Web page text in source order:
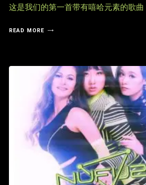
这是我们的第一首带有嘻哈元素的歌曲
READ MORE